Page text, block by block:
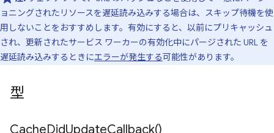
ョニングされたリソースを遅延読み込みする場合は、スキップ待機を使
用しないことをおすすめします。有効にすると、以前にプリキャッシュ
され、更新されたサービス ワーカーの有効化中にパージされた URL を
遅延読み込みするときにエラーが発生する可能性があります。
型
CacheDidUpdateCallback()